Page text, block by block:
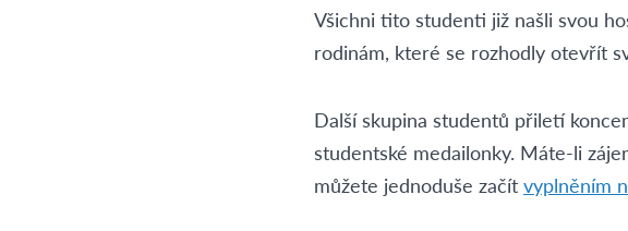
Všichni tito studenti již našli svou
rodinám, které se rozhodly otevřít
Další skupina studentů přiletí
studentské medailonky. Máte-li
můžete jednoduše začít vyplněním